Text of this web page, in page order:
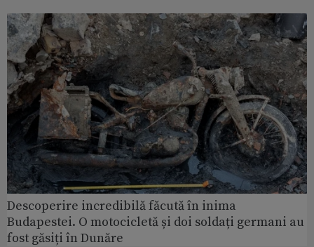
Descoperire incredibilă făcută în inima
Budapestei. O motocicletă și doi soldați germani au
fost găsiți în Dunăre